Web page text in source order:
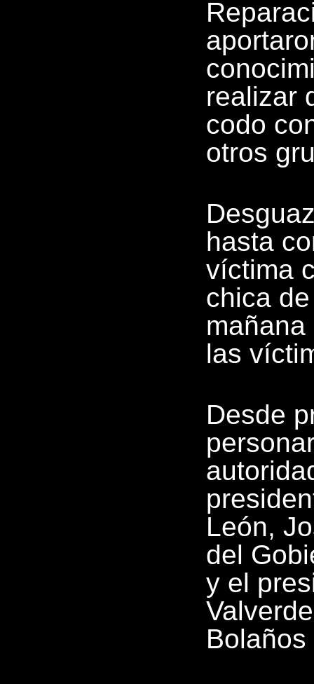
realizar
codo
otros
hasta
víctima
chica
las
Desde
León,
del
y el